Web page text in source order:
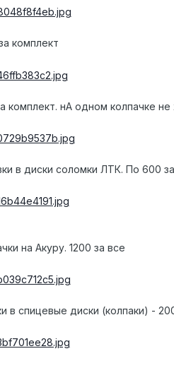
комплект
комплект. нА одном колпачке не
в диски соломки ЛТК. По 600
на Акуру. 1200 за все
в спицевые диски (колпаки) -